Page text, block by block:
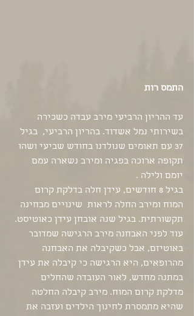
התמס רות
עד ההריון הרביעי מירב עבדה כשכירה
בשירותי נמל אשדוד. בהריון הרביעי,  בגיל
37 עם תאומים שנולדנו בחודש שביעי ושהו
תקופה ארוכה בפגיה ומירב נשארה עמם
יומם ולילה .
בגיל 8 חודשים, עידן חלה בדלקת קרום
המוח ומירב החלה לראות  שינויים מבחינה
תקשורתית. בגיל שנה אובחן עידן כאוטיסט.
עוד לפני האבחנה מירב הרגישה שמדובר
באוטיזם, אבל כשקיבלה את האבחנה
מהרופאים, היא הרגישה כי קיבלה את עידן
במתנה מחדש, לאור העובדה שהחלים
מדלקת קרום המוח. מירב קיבלה החלטה
שהיא מתמסרת לחינוך הילדים ועזבה את